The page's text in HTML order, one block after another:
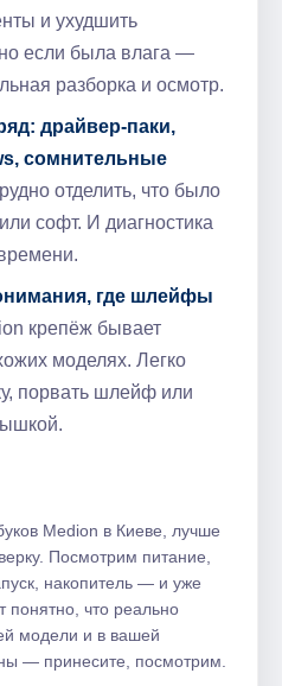
и ухудшить
если была влага —
разборка и осмотр.
драйвер-паки,
сомнительные
отделить, что было
софт. И диагностика
где шлейфы
крепёж бывает
моделях. Легко
порвать шлейф или
Medion в Киеве, лучше
Посмотрим питание,
накопитель — и уже
понятно, что реально
модели и в вашей
— принесите, посмотрим.